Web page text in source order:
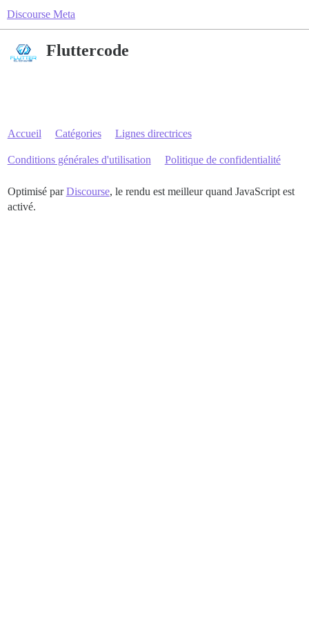
Discourse Meta
Fluttercode
Accueil Catégories Lignes directrices
Conditions générales d'utilisation Politique de confidentialité
Optimisé parDiscourse, le rendu est meilleur quand JavaScript est
activé.